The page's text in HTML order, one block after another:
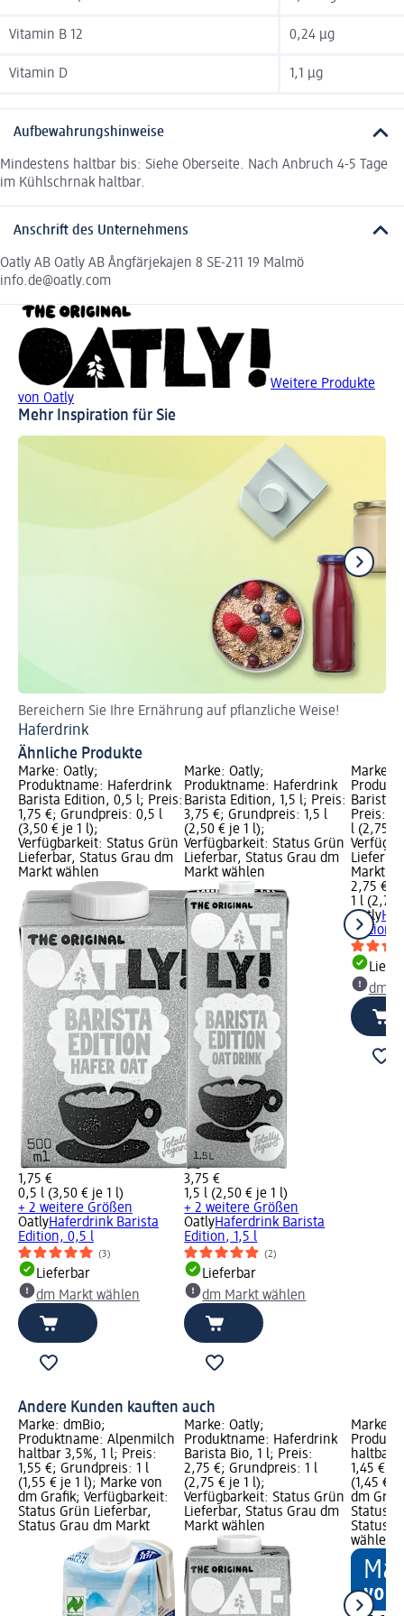
Vitamin B 12 0,24 µg
Vitamin D 1,1 µg
Aufbewahrungshinweise
Mindestens haltbar bis: Siehe Oberseite. Nach Anbruch 4-5 Tage
im Kühlschrnak haltbar.
Anschrift des Unternehmens
Oatly AB Oatly AB Ångfärjekajen 8 SE-211 19 Malmö
info.de@oatly.com
Weitere Produkte
von Oatly
Mehr Inspiration für Sie
Bereichern Sie Ihre Ernährung auf pflanzliche Weise!
Haferdrink
Ähnliche Produkte
Marke: Oatly;
Produktname: Haferdrink
Barista Edition, 0,5 l; Preis:
1,75 €; Grundpreis: 0,5 l
(3,50 € je 1 l);
Verfügbarkeit: Status Grün
Lieferbar, Status Grau dm
Markt wählen
1,75 €
0,5 l (3,50 € je 1 l)
+ 2 weitere Größen
OatlyHaferdrink Barista
Edition, 0,5 l
(3)
Lieferbar
dm Markt wählen
Marke: Oatly;
Produktname: Haferdrink
Barista Edition, 1,5 l; Preis:
3,75 €; Grundpreis: 1,5 l
(2,50 € je 1 l);
Verfügbarkeit: Status Grün
Lieferbar, Status Grau dm
Markt wählen
3,75 €
1,5 l (2,50 € je 1 l)
+ 2 weitere Größen
OatlyHaferdrink Barista
Edition, 1,5 l
(2)
Lieferbar
dm Markt wählen
Marke:
Barista
Preis:
l (2,75 €
Markt
2,75 €
1 l (2,75
Oatly
Edition
dm
Andere Kunden kauften auch
Marke: dmBio;
Produktname: Alpenmilch
haltbar 3,5%, 1 l; Preis:
1,55 €; Grundpreis: 1 l
(1,55 € je 1 l); Marke von
dm Grafik; Verfügbarkeit:
Status Grün Lieferbar,
Status Grau dm Markt
Marke: Oatly;
Produktname: Haferdrink
Barista Bio, 1 l; Preis:
2,75 €; Grundpreis: 1 l
(2,75 € je 1 l);
Verfügbarkeit: Status Grün
Lieferbar, Status Grau dm
Markt wählen
Marke:
haltbar
1,45 €;
(1,45 €
dm
Status
Status
wählen